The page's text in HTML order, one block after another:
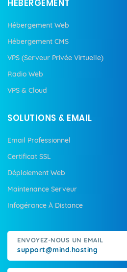
HÉBERGEMENT
Hébergement Web
Hébergement CMS
VPS (Serveur Privée Virtuelle)
Radio Web
VPS & Cloud
SOLUTIONS & EMAIL
Email Professionnel
Certificat SSL
Déploiement Web
Maintenance Serveur
Infogérance À Distance
ENVOYEZ-NOUS UN EMAIL
support@mind.hosting